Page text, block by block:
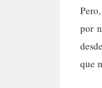
por
que